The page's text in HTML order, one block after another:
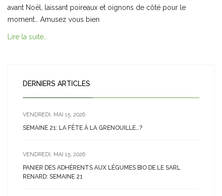
avant Noël, laissant poireaux et oignons de côté pour le
moment… Amusez vous bien
Lire la suite…
DERNIERS ARTICLES
VENDREDI, MAI 15, 2026
SEMAINE 21: LA FÊTE À LA GRENOUILLE…?
VENDREDI, MAI 15, 2026
PANIER DES ADHÉRENTS AUX LÉGUMES BIO DE LE SARL
RENARD: SEMAINE 21